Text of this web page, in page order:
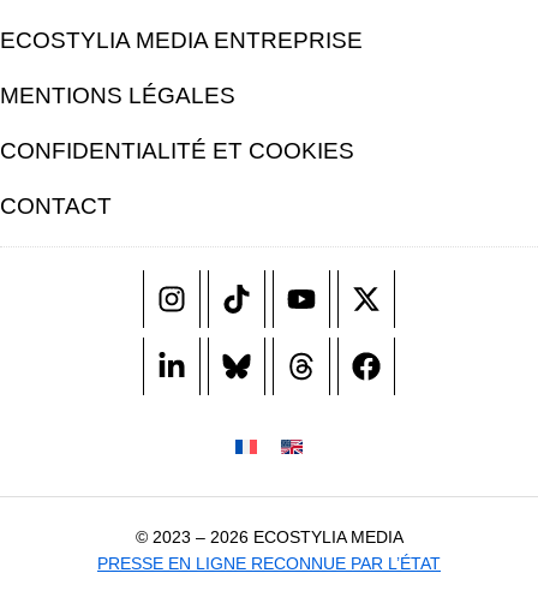
ECOSTYLIA MEDIA ENTREPRISE
MENTIONS LÉGALES
CONFIDENTIALITÉ ET COOKIES
CONTACT
© 2023 – 2026 ECOSTYLIA MEDIA
PRESSE EN LIGNE RECONNUE PAR L’ÉTAT